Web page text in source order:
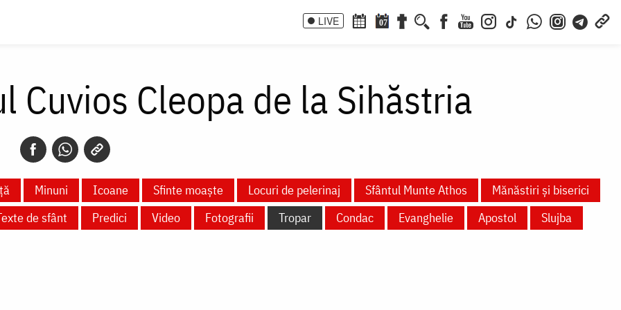
LIVE 07
Cuvios Cleopa de la Sihăstria
Minuni Icoane Sfinte moaște Locuri de pelerinaj Sfântul Munte Athos
Mănăstiri și biserici
de sfânt Predici Video Fotografii Tropar Condac Evanghelie Apostol
Slujba